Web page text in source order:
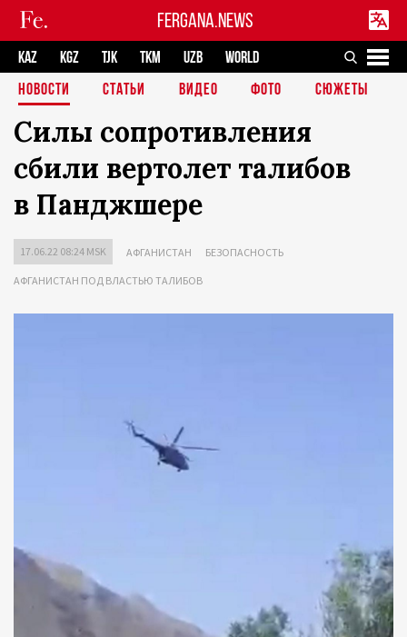
FERGANA.NEWS
KAZ KGZ TJK TKM UZB
WORLD
НОВОСТИ
СТАТЬИ ВИДЕО ФОТО СЮЖЕТЫ
Силы сопротивления
сбили вертолет талибов
в Панджшере
17.06.22 08:24 MSK АФГАНИСТАН БЕЗОПАСНОСТЬ
АФГАНИСТАН ПОД ВЛАСТЬЮ ТАЛИБОВ